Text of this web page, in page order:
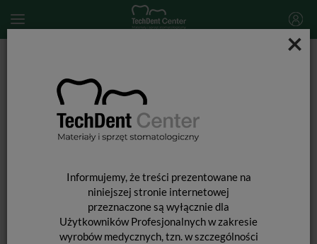
×
Informujemy, że treści prezentowane na
niniejszej stronie internetowej
przeznaczone są wyłącznie dla
Użytkowników Profesjonalnych w zakresie
wyrobów medycznych, tzn. w szczególności
Gutaperka ProTaper Next / 60 szt.